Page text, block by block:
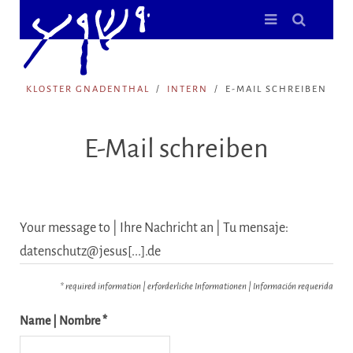
KLOSTER GNADENTHAL INTERN E-MAIL SCHREIBEN
E-Mail schreiben
Your message to | Ihre Nachricht an | Tu mensaje:
datenschutz@jesus[...].de
* required information | erforderliche Informationen | Información requerida
Name | Nombre *